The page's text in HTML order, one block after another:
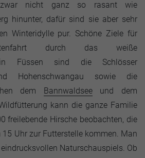
nicht ganz so rasant wie
hinunter, dafür sind sie aber sehr
Winteridylle pur. Schöne Ziele für
durch das weiße
in Füssen sind die Schlösser
Hohenschwangau sowie die
dem Bannwaldseeund dem
kann die ganze Familie
freilebende Hirsche beobachten, die
Uhr zur Futterstelle kommen. Man
Naturschauspiels. Ob